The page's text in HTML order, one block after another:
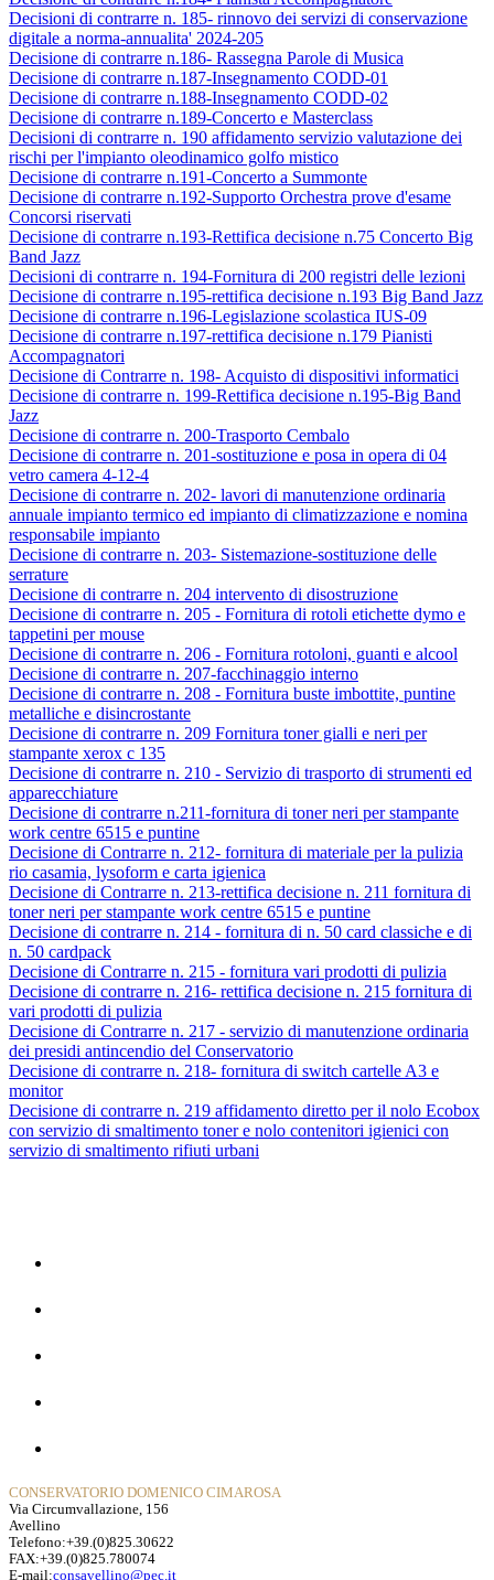
Decisioni di contrarre n. 185- rinnovo dei servizi di conservazione
digitale a norma-annualita' 2024-205
Decisione di contrarre n.186- Rassegna Parole di Musica
Decisione di contrarre n.187-Insegnamento CODD-01
Decisione di contrarre n.188-Insegnamento CODD-02
Decisione di contrarre n.189-Concerto e Masterclass
Decisioni di contrarre n. 190 affidamento servizio valutazione dei
rischi per l'impianto oleodinamico golfo mistico
Decisione di contrarre n.191-Concerto a Summonte
Decisione di contrarre n.192-Supporto Orchestra prove d'esame
Concorsi riservati
Decisione di contrarre n.193-Rettifica decisione n.75 Concerto Big
Band Jazz
Decisioni di contrarre n. 194-Fornitura di 200 registri delle lezioni
Decisione di contrarre n.195-rettifica decisione n.193 Big Band Jazz
Decisione di contrarre n.196-Legislazione scolastica IUS-09
Decisione di contrarre n.197-rettifica decisione n.179 Pianisti
Accompagnatori
Decisione di Contrarre n. 198- Acquisto di dispositivi informatici
Decisione di contrarre n. 199-Rettifica decisione n.195-Big Band
Jazz
Decisione di contrarre n. 200-Trasporto Cembalo
Decisione di contrarre n. 201-sostituzione e posa in opera di 04
vetro camera 4-12-4
Decisione di contrarre n. 202- lavori di manutenzione ordinaria
annuale impianto termico ed impianto di climatizzazione e nomina
responsabile impianto
Decisione di contrarre n. 203- Sistemazione-sostituzione delle
serrature
Decisione di contrarre n. 204 intervento di disostruzione
Decisione di contrarre n. 205 - Fornitura di rotoli etichette dymo e
tappetini per mouse
Decisione di contrarre n. 206 - Fornitura rotoloni, guanti e alcool
Decisione di contrarre n. 207-facchinaggio interno
Decisione di contrarre n. 208 - Fornitura buste imbottite, puntine
metalliche e disincrostante
Decisione di contrarre n. 209 Fornitura toner gialli e neri per
stampante xerox c 135
Decisione di contrarre n. 210 - Servizio di trasporto di strumenti ed
apparecchiature
Decisione di contrarre n.211-fornitura di toner neri per stampante
work centre 6515 e puntine
Decisione di Contrarre n. 212- fornitura di materiale per la pulizia
rio casamia, lysoform e carta igienica
Decisione di Contrarre n. 213-rettifica decisione n. 211 fornitura di
toner neri per stampante work centre 6515 e puntine
Decisione di contrarre n. 214 - fornitura di n. 50 card classiche e di
n. 50 cardpack
Decisione di Contrarre n. 215 - fornitura vari prodotti di pulizia
Decisione di contrarre n. 216- rettifica decisione n. 215 fornitura di
vari prodotti di pulizia
Decisione di Contrarre n. 217 - servizio di manutenzione ordinaria
dei presidi antincendio del Conservatorio
Decisione di contrarre n. 218- fornitura di switch cartelle A3 e
monitor
Decisione di contrarre n. 219 affidamento diretto per il nolo Ecobox
con servizio di smaltimento toner e nolo contenitori igienici con
servizio di smaltimento rifiuti urbani
CONSERVATORIO DOMENICO CIMAROSA
Via Circumvallazione, 156
Avellino
Telefono:+39.(0)825.30622
FAX:+39.(0)825.780074
E-mail:consavellino@pec.it